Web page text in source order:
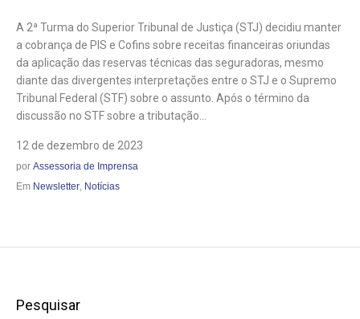
A 2ª Turma do Superior Tribunal de Justiça (STJ) decidiu manter
a cobrança de PIS e Cofins sobre receitas financeiras oriundas
da aplicação das reservas técnicas das seguradoras, mesmo
diante das divergentes interpretações entre o STJ e o Supremo
Tribunal Federal (STF) sobre o assunto. Após o término da
discussão no STF sobre a tributação...
12 de dezembro de 2023
por Assessoria de Imprensa
Em Newsletter, Notícias
Pesquisar